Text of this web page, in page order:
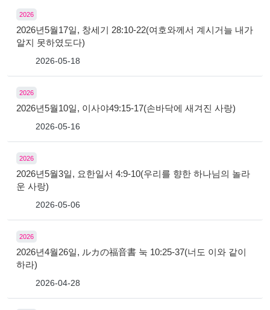
2026
2026년5월17일, 창세기 28:10-22(여호와께서 계시거늘 내가
알지 못하였도다)
2026-05-18
2026
2026년5월10일, 이사야49:15-17(손바닥에 새겨진 사랑)
2026-05-16
2026
2026년5월3일, 요한일서 4:9-10(우리를 향한 하나님의 놀라
운 사랑)
2026-05-06
2026
2026년4월26일, ルカの福音書 눅 10:25-37(너도 이와 같이
하라)
2026-04-28